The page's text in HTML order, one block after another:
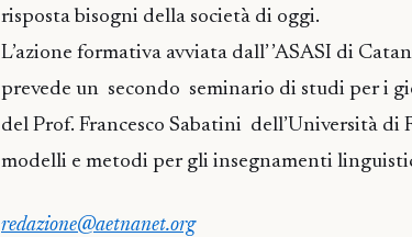
risposta bisogni della società di oggi.
L’azione formativa avviata dall’ ’ASASI di
prevede un secondo seminario di studi per i
del Prof. Francesco Sabatini dell’Università
modelli e metodi per gli insegnamenti
redazione@aetnanet.org